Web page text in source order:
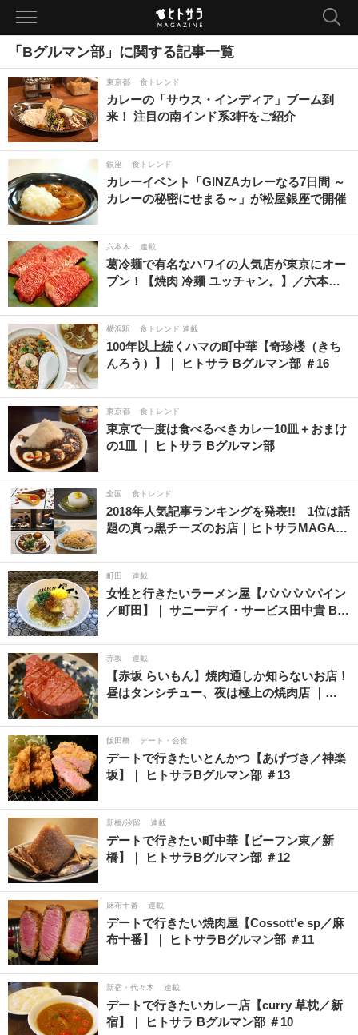
toggle
「Bグルマン部」に関する記事一覧
東京都 食トレンド
カレーの「サウス・インディア」ブーム到
来！ 注目の南インド系3軒をご紹介
銀座 食トレンド
カレーイベント「GINZAカレーなる7日間 ～
カレーの秘密にせまる～」が松屋銀座で開催
六本木 連載
葛冷麺で有名なハワイの人気店が東京にオー
プン！【焼肉 冷麺 ユッチャン。】／六本…
横浜駅 食トレンド 連載
100年以上続くハマの町中華【奇珍楼（きち
んろう）】｜ ヒトサラ Bグルマン部 ＃16
東京都 食トレンド
東京で一度は食べるべきカレー10皿＋おまけ
の1皿 ｜ ヒトサラ Bグルマン部
全国 食トレンド
2018年人気記事ランキングを発表!! 1位は話
題の真っ黒チーズのお店｜ヒトサラMAGA…
町田 連載
女性と行きたいラーメン屋【パパパパパイン
／町田】｜ サニーデイ・サービス田中貴 B…
赤坂 連載
【赤坂 らいもん】焼肉通しか知らないお店！
昼はタンシチュー、夜は極上の焼肉店 ｜…
飯田橋 デート・会食
デートで行きたいとんかつ【あげづき／神楽
坂】｜ ヒトサラBグルマン部 ＃13
新橋/汐留 連載
デートで行きたい町中華【ビーフン東／新
橋】｜ ヒトサラBグルマン部 ＃12
麻布十番 連載
デートで行きたい焼肉屋【Cossott'e sp／麻
布十番】｜ ヒトサラBグルマン部 ＃11
新宿・代々木 連載
デートで行きたいカレー店【curry 草枕／新
宿】｜ ヒトサラ Bグルマン部 ＃10